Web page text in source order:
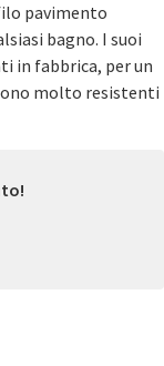
pavimento
bagno. I suoi
in fabbrica, per un
molto resistenti